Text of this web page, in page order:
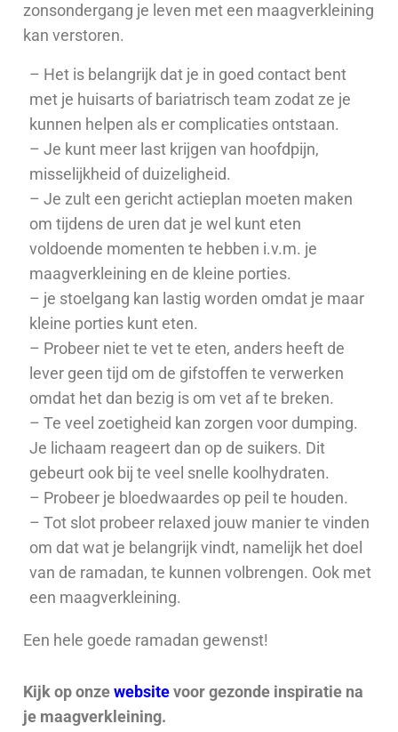
zonsondergang je leven met een maagverkleining
kan verstoren.
– Het is belangrijk dat je in goed contact bent
met je huisarts of bariatrisch team zodat ze je
kunnen helpen als er complicaties ontstaan.
– Je kunt meer last krijgen van hoofdpijn,
misselijkheid of duizeligheid.
– Je zult een gericht actieplan moeten maken
om tijdens de uren dat je wel kunt eten
voldoende momenten te hebben i.v.m. je
maagverkleining en de kleine porties.
– je stoelgang kan lastig worden omdat je maar
kleine porties kunt eten.
– Probeer niet te vet te eten, anders heeft de
lever geen tijd om de gifstoffen te verwerken
omdat het dan bezig is om vet af te breken.
– Te veel zoetigheid kan zorgen voor dumping.
Je lichaam reageert dan op de suikers. Dit
gebeurt ook bij te veel snelle koolhydraten.
– Probeer je bloedwaardes op peil te houden.
– Tot slot probeer relaxed jouw manier te vinden
om dat wat je belangrijk vindt, namelijk het doel
van de ramadan, te kunnen volbrengen. Ook met
een maagverkleining.
Een hele goede ramadan gewenst!
Kijk op onzewebsitevoor gezonde inspiratie na
je maagverkleining.